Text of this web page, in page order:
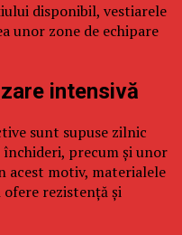
disponibil, vestiarele
unor zone de echipare
intensivă
sunt supuse zilnic
închideri, precum și unor
acest motiv, materialele
rezistență și